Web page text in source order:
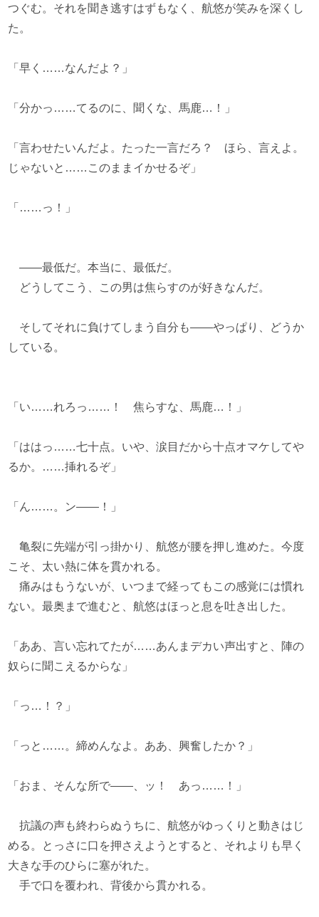
つぐむ。それを聞き逃すはずもなく、航悠が笑みを深くし
た。
「早く……なんだよ？」
「分かっ……てるのに、聞くな、馬鹿…！」
「言わせたいんだよ。たった一言だろ？ ほら、言えよ。
じゃないと……このままイかせるぞ」
「……っ！」
――最低だ。本当に、最低だ。
どうしてこう、この男は焦らすのが好きなんだ。
そしてそれに負けてしまう自分も――やっぱり、どうか
している。
「い……れろっ……！ 焦らすな、馬鹿…！」
「ははっ……七十点。いや、涙目だから十点オマケしてや
るか。……挿れるぞ」
「ん……。ン――！」
亀裂に先端が引っ掛かり、航悠が腰を押し進めた。今度
こそ、太い熱に体を貫かれる。
痛みはもうないが、いつまで経ってもこの感覚には慣れ
ない。最奥まで進むと、航悠はほっと息を吐き出した。
「ああ、言い忘れてたが……あんまデカい声出すと、陣の
奴らに聞こえるからな」
「っ…！？」
「っと……。締めんなよ。ああ、興奮したか？」
「おま、そんな所で――、ッ！ あっ……！」
抗議の声も終わらぬうちに、航悠がゆっくりと動きはじ
める。とっさに口を押さえようとすると、それよりも早く
大きな手のひらに塞がれた。
手で口を覆われ、背後から貫かれる。